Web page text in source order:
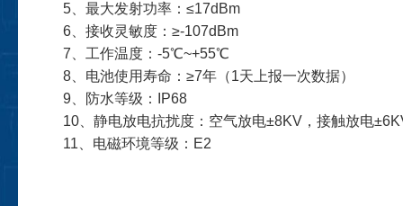
5、最大发射功率：≤17dBm
6、接收灵敏度：≥-107dBm
7、工作温度：-5℃~+55℃
8、电池使用寿命：≥7年（1天上报一次数据）
9、防水等级：IP68
10、静电放电抗扰度：空气放电±8KV，接触放电
11、电磁环境等级：E2